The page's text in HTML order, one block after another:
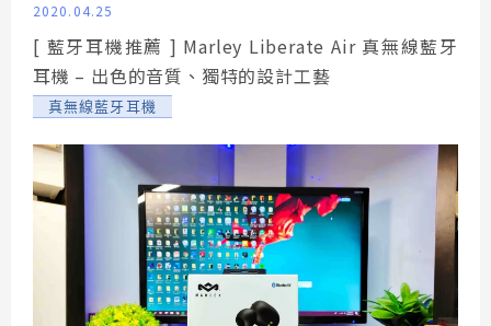
2020.04.25
[ 藍牙耳機推薦 ] Marley Liberate Air 真無線藍牙
耳機 – 出色的音質、獨特的設計工藝
真無線藍牙耳機